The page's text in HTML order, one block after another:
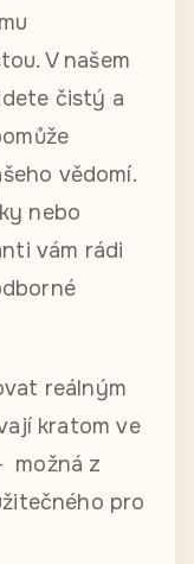
V našem
čistý a
vědomí.
nebo
vám rádi
reálným
kratom ve
možná z
pro